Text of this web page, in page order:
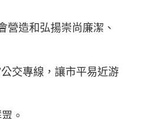
營造和弘揚崇尚廉潔、
交專線，讓市平易近游
。